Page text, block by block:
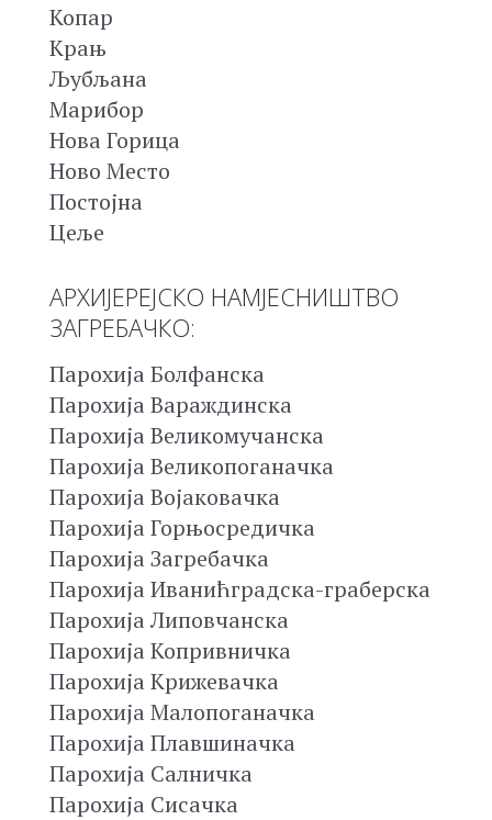
Копар
Крањ
Љубљана
Марибор
Нова Горица
Ново Место
Постојна
Цеље
АРХИЈЕРЕЈСКО НАМЈЕСНИШТВО
ЗАГРЕБАЧКО:
Парохија Болфанска
Парохија Вараждинска
Парохија Великомучанска
Парохија Великопоганачка
Парохија Војаковачка
Парохија Горњосредичка
Парохија Загребачка
Парохија Иванићградска-граберска
Парохија Липовчанска
Парохија Копривничка
Парохија Крижевачка
Парохија Малопоганачка
Парохија Плавшиначка
Парохија Салничка
Парохија Сисачка